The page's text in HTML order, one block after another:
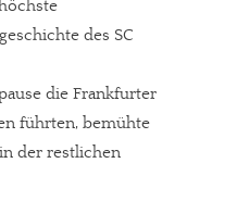
des SC
die Frankfurter
führten, bemühte
der restlichen